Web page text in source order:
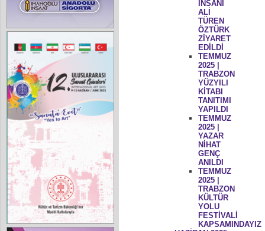
İNSANI
ALİ
TÜREN
ÖZTÜRK
ZİYARET
EDİLDİ
TEMMUZ
2025 |
TRABZON
YÜZYILI
KİTABI
TANITIMI
YAPILDI
TEMMUZ
2025 |
YAZAR
NİHAT
GENÇ
ANILDI
TEMMUZ
2025 |
TRABZON
KÜLTÜR
YOLU
FESTİVALİ
KAPSAMINDAYIZ